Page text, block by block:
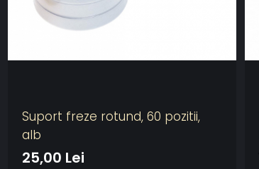
Suport freze rotund, 60 pozitii,
alb
25,00 Lei